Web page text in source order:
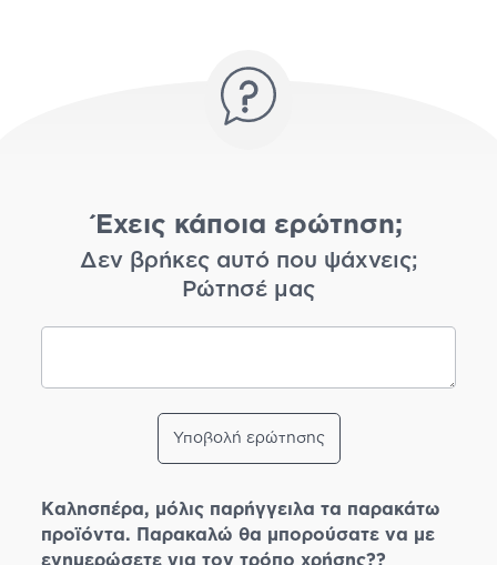
Έχεις κάποια ερώτηση;
Δεν βρήκες αυτό που ψάχνεις;
Ρώτησέ μας
Υποβολή ερώτησης
Καλησπέρα, μόλις παρήγγειλα τα παρακάτω
προϊόντα. Παρακαλώ θα μπορούσατε να με
ενημερώσετε για τον τρόπο χρήσης??